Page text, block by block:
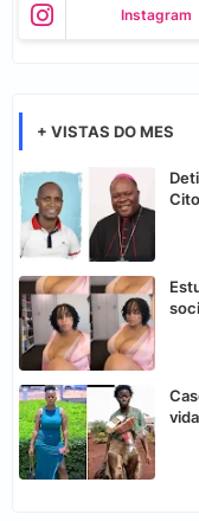
Instagram
+ VISTAS DO MES